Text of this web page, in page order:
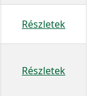
Részletek
Részletek